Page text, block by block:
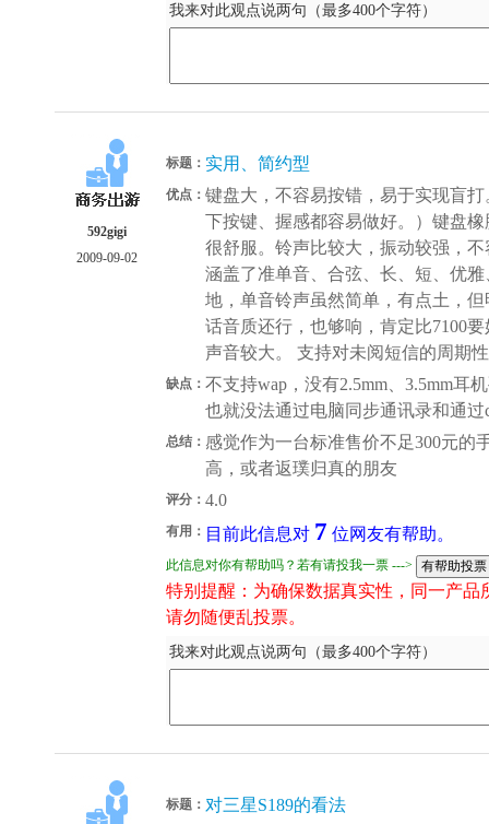
我来对此观点说两句（最多400个字符）
592gigi
2009-09-02
标题： 实用、简约型
优点： 键盘大，不容易按错，易于实现盲
下按键、握感都容易做好。）键盘
很舒服。铃声比较大，振动较强，
涵盖了准单音、合弦、长、短、优
地，单音铃声虽然简单，有点土，
话音质还行，也够响，肯定比7100
声音较大。 支持对未阅短信的周期
缺点： 不支持wap，没有2.5mm、3.5mm耳
也就没法通过电脑同步通讯录和通过
总结： 感觉作为一台标准售价不足300元的
高，或者返璞归真的朋友
评分： 4.0
有用： 目前此信息对 7 位网友有帮助。
此信息对你有帮助吗？若有请投我一票 --->
特别提醒：为确保数据真实性，同一产
请勿随便乱投票。
我来对此观点说两句（最多400个字符）
标题： 对三星S189的看法